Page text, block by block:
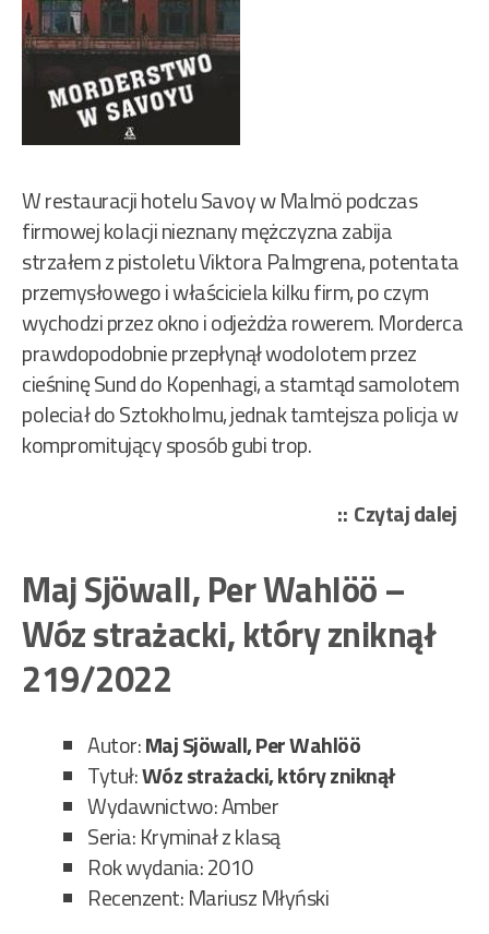
W restauracji hotelu Savoy w Malmö podczas
firmowej kolacji nieznany mężczyzna zabija
strzałem z pistoletu Viktora Palmgrena, potentata
przemysłowego i właściciela kilku firm, po czym
wychodzi przez okno i odjeżdża rowerem. Morderca
prawdopodobnie przepłynął wodolotem przez
cieśninę Sund do Kopenhagi, a stamtąd samolotem
poleciał do Sztokholmu, jednak tamtejsza policja w
kompromitujący sposób gubi trop.
Czytaj dalej
Maj Sjöwall, Per Wahlöö –
Wóz strażacki, który zniknął
219/2022
Autor:Maj Sjöwall, Per Wahlöö
Tytuł:Wóz strażacki, który zniknął
Wydawnictwo: Amber
Seria: Kryminał z klasą
Rok wydania: 2010
Recenzent: Mariusz Młyński